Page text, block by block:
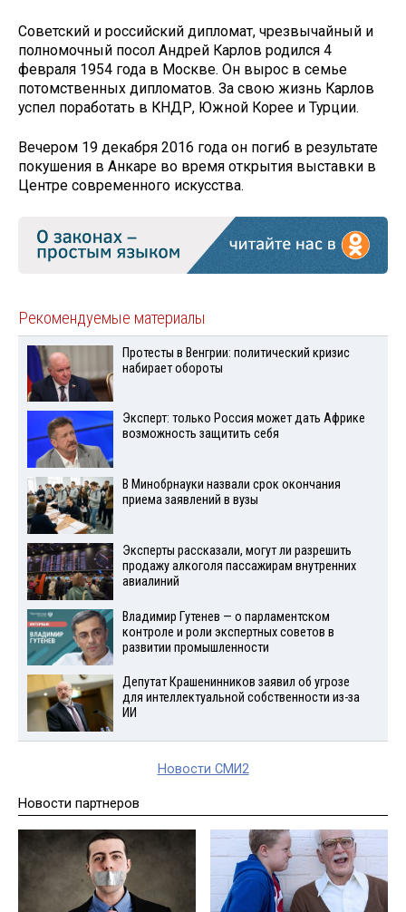
Советский и российский дипломат, чрезвычайный и
полномочный посол Андрей Карлов родился 4
февраля 1954 года в Москве. Он вырос в семье
потомственных дипломатов. За свою жизнь Карлов
успел поработать в КНДР, Южной Корее и Турции.
Вечером 19 декабря 2016 года он погиб в результате
покушения в Анкаре во время открытия выставки в
Центре современного искусства.
Рекомендуемые материалы
Протесты в Венгрии: политический кризис
набирает обороты
Эксперт: только Россия может дать Африке
возможность защитить себя
В Минобрнауки назвали срок окончания
приема заявлений в вузы
Эксперты рассказали, могут ли разрешить
продажу алкоголя пассажирам внутренних
авиалиний
Владимир Гутенев — о парламентском
контроле и роли экспертных советов в
развитии промышленности
Депутат Крашенинников заявил об угрозе
для интеллектуальной собственности из-за
ИИ
Новости СМИ2
Новости партнеров